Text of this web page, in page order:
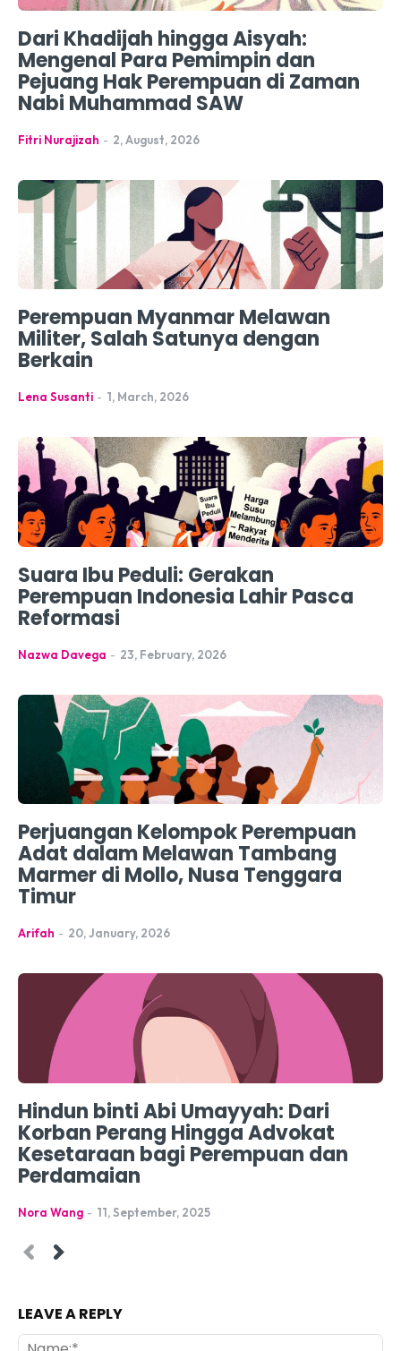
Dari Khadijah hingga Aisyah:
Mengenal Para Pemimpin dan
Pejuang Hak Perempuan di Zaman
Nabi Muhammad SAW
Fitri Nurajizah - 2, August, 2026
Perempuan Myanmar Melawan
Militer, Salah Satunya dengan
Berkain
Lena Susanti - 1, March, 2026
Suara Ibu Peduli: Gerakan
Perempuan Indonesia Lahir Pasca
Reformasi
Nazwa Davega - 23, February, 2026
Perjuangan Kelompok Perempuan
Adat dalam Melawan Tambang
Marmer di Mollo, Nusa Tenggara
Timur
Arifah - 20, January, 2026
Hindun binti Abi Umayyah: Dari
Korban Perang Hingga Advokat
Kesetaraan bagi Perempuan dan
Perdamaian
Nora Wang - 11, September, 2025
LEAVE A REPLY